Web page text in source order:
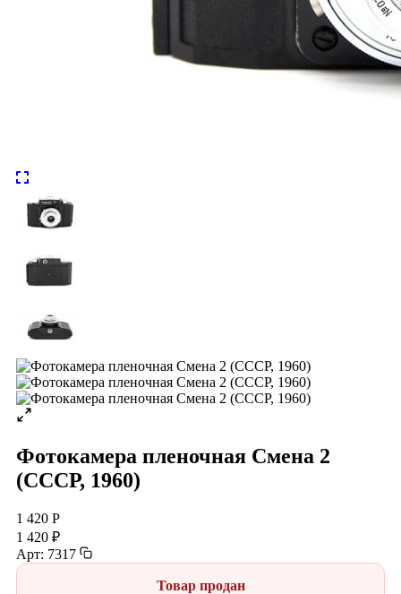
Фотокамера пленочная Смена 2
(СССР, 1960)
1 420 Р
1 420 ₽
Арт: 7317
Товар продан